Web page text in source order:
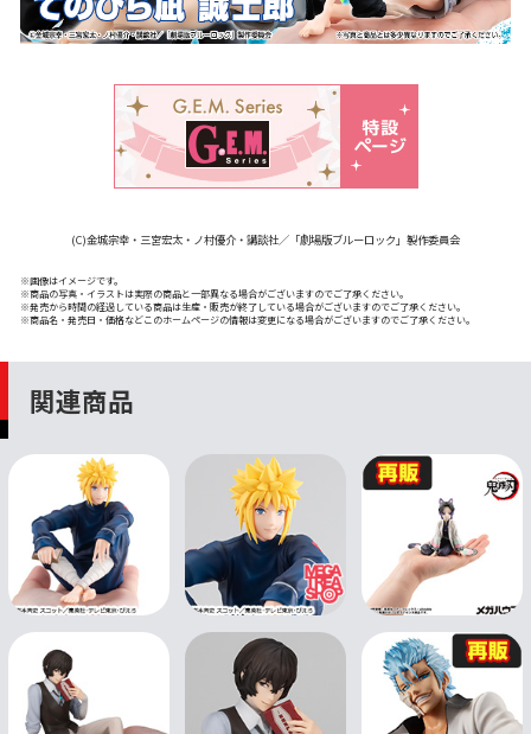
(C)金城宗幸・三宮宏太・ノ村優介・講談社／「劇場版ブルーロック」製作委員会
※画像はイメージです。
※商品の写真・イラストは実際の商品と一部異なる場合がございますのでご了承ください。
※発売から時間の経過している商品は生産・販売が終了している場合がございますのでご了承ください。
※商品名・発売日・価格などこのホームページの情報は変更になる場合がございますのでご了承ください。
関連商品